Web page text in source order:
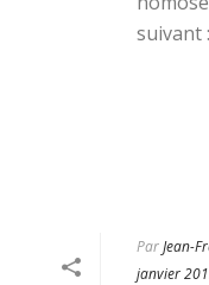
suivant
ParJean-
janvier